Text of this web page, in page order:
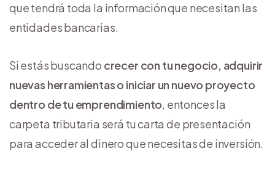
que tendrá toda la información que necesitan las
entidades bancarias.
Si estás buscando crecer con tu negocio, adquirir
nuevas herramientas o iniciar un nuevo proyecto
dentro de tu emprendimiento, entonces la
carpeta tributaria será tu carta de presentación
para acceder al dinero que necesitas de inversión.